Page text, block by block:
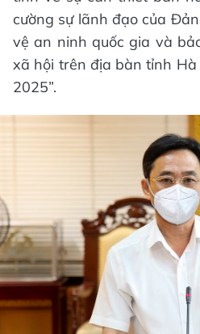
cường sự lãnh đạo của
vệ an ninh quốc gia và
xã hội trên địa bàn tỉnh
2025”.